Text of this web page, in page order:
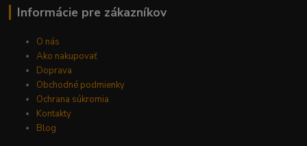
Informácie pre zákazníkov
O nás
Ako nakupovať
Doprava
Obchodné podmienky
Ochrana súkromia
Kontakty
Blog